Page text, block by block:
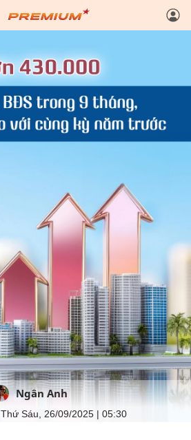
Ngân Anh
Thứ Sáu, 26/09/2025 | 05:30